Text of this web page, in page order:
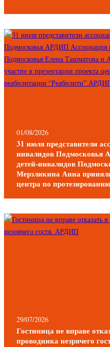
01/08/2026
31 июля представители
инвалидов Подмосковья
детей-инвалидов
Мерзликина Анна приняли
центра по
29/07/2026
Гостиница не вправе
проводника незрячего